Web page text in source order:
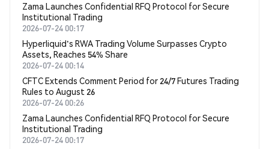
Zama Launches Confidential RFQ Protocol for Secure
Institutional Trading
2026-07-24 00:17
Hyperliquid's RWA Trading Volume Surpasses Crypto
Assets, Reaches 54% Share
2026-07-24 00:14
CFTC Extends Comment Period for 24/7 Futures Trading
Rules to August 26
2026-07-24 00:26
Zama Launches Confidential RFQ Protocol for Secure
Institutional Trading
2026-07-24 00:17